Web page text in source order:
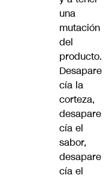
una
mutación
del
producto.
Desapare
cía la
corteza,
desapare
cía el
sabor,
desapare
cía el